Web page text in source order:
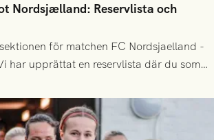
Nordsjælland: Reservlista och
för matchen FC Nordsjaelland -
har upprättat en reservlista där du som
biljett kan anmäla ditt intresse. Du kan
biljett till någon annan.